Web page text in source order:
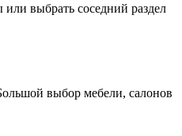
выбрать соседний раздел
выбор мебели, салонов